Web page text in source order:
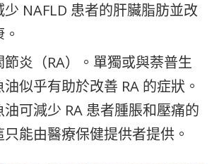
NAFLD 患者的肝臟脂肪並改
炎（RA）。單獨或與萘普生
似乎有助於改善 RA 的症狀。
可減少 RA 患者腫脹和壓痛的
只能由醫療保健提供者提供。